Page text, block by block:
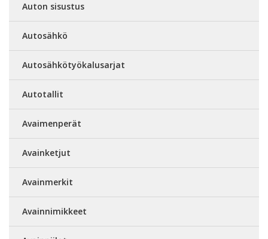
Auton sisustus
Autosähkö
Autosähkötyökalusarjat
Autotallit
Avaimenperät
Avainketjut
Avainmerkit
Avainnimikkeet